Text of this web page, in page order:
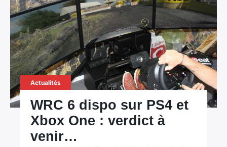
Actualités
WRC 6 dispo sur PS4 et
Xbox One : verdict à
venir…
×